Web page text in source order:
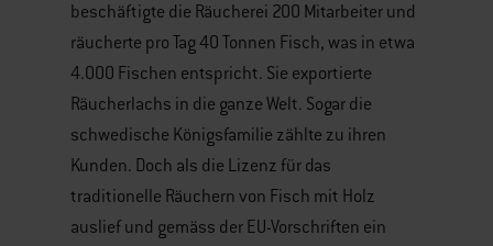
beschäftigte die Räucherei 200 Mitarbeiter und
räucherte pro Tag 40 Tonnen Fisch, was in etwa
4.000 Fischen entspricht. Sie exportierte
Räucherlachs in die ganze Welt. Sogar die
schwedische Königsfamilie zählte zu ihren
Kunden. Doch als die Lizenz für das
traditionelle Räuchern von Fisch mit Holz
auslief und gemäss der EU-Vorschriften ein